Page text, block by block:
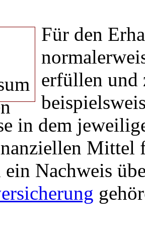
Für den
erfüllen und
in dem
Mittel
ein Nachweis